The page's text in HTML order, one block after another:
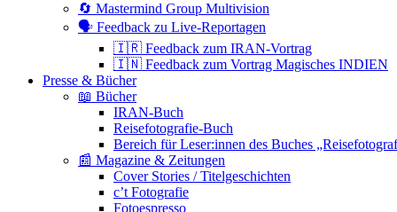
🔄 Mastermind Group Multivision
🗣 Feedback zu Live-Reportagen
🇮🇷 Feedback zum IRAN-Vortrag
🇮🇳 Feedback zum Vortrag Magisches INDIEN
Presse & Bücher
📖 Bücher
IRAN-Buch
Reisefotografie-Buch
Bereich für Leser:innen des Buches
📰 Magazine & Zeitungen
Cover Stories / Titelgeschichten
c’t Fotografie
Fotoespresso